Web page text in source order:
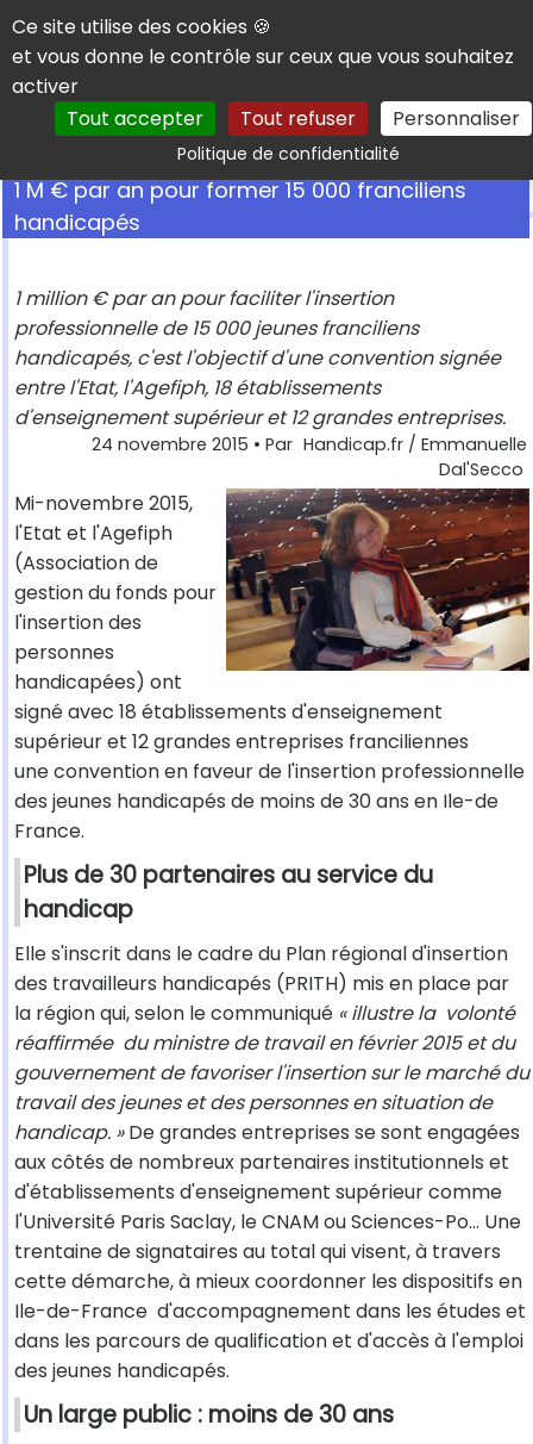
Panneau de gestion des cookies
Ce site utilise des cookies 🍪
et vous donne le contrôle sur ceux que vous souhaitez
activer
Tout accepter
Tout refuser Personnaliser
Politique de confidentialitéRechercher
1 M € par an pour former 15 000 franciliens
handicapés
1 million € par an pour faciliter l'insertion
professionnelle de 15 000 jeunes franciliens
handicapés, c'est l'objectif d'une convention signée
entre l'Etat, l'Agefiph, 18 établissements
d'enseignement supérieur et 12 grandes entreprises.
24 novembre 2015 • Par Handicap.fr / Emmanuelle
Dal'Secco
Mi-novembre 2015,
l'Etat et l'Agefiph
(Association de
gestion du fonds pour
l'insertion des
personnes
handicapées) ont
signé avec 18 établissements d'enseignement
supérieur et 12 grandes entreprises franciliennes
une convention en faveur de l'insertion professionnelle
des jeunes handicapés de moins de 30 ans en Ile-de
France.
Plus de 30 partenaires au service du
handicap
Elle s'inscrit dans le cadre du Plan régional d'insertion
des travailleurs handicapés (PRITH) mis en place par
la région qui, selon le communiqué « illustre la volonté
réaffirmée du ministre de travail en février 2015 et du
gouvernement de favoriser l'insertion sur le marché du
travail des jeunes et des personnes en situation de
handicap. »De grandes entreprises se sont engagées
aux côtés de nombreux partenaires institutionnels et
d'établissements d'enseignement supérieur comme
l'Université Paris Saclay, le CNAM ou Sciences-Po… Une
trentaine de signataires au total qui visent, à travers
cette démarche, à mieux coordonner les dispositifs en
Ile-de-France d'accompagnement dans les études et
dans les parcours de qualification et d'accès à l'emploi
des jeunes handicapés.
Un large public : moins de 30 ans